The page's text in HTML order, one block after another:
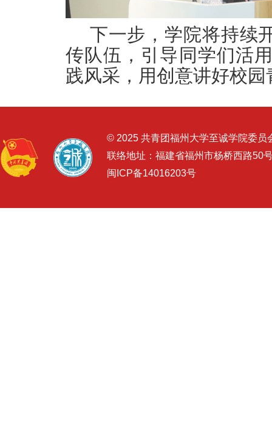
下一步，学院将持续
传队伍，引导同学们活
践风采，用创意讲好校园
© 2025 共青团福州大学至诚学院委员
联络地址：福建省福州市杨桥西路50
闽ICP备14016203号